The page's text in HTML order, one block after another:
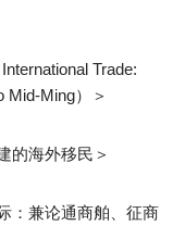
Trade:
Mid-Ming）＞
的海外移民＞
：兼论通商舶、征商